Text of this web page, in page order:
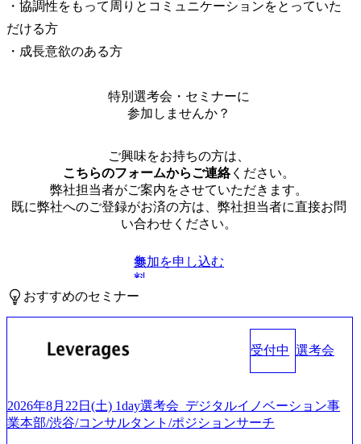
・協調性をもって周りとコミュニケーションをとっていた
だける方
・成長意欲のある方
特別選考会・セミナーに
参加しませんか？
ご興味をお持ちの方は、
こちらのフォームからご連絡ください。
弊社担当者がご案内をさせていただきます。
既に弊社へのご登録がお済の方は、弊社担当者に直接お問
い合わせください。
無
料
参加を申し込む
おすすめのセミナー
受付中 選考会
2026年8月22日(土) 1day選考会_デジタルイノベーション事
業本部/渋谷/コンサルタント/ポジションサーチ